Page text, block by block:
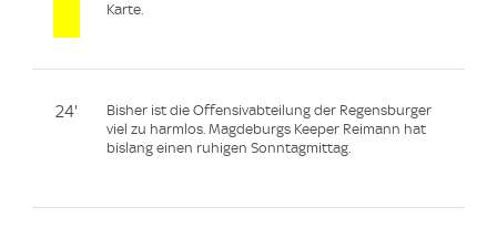
Karte.
24'
Bisher ist die Offensivabteilung der Regensburger
viel zu harmlos. Magdeburgs Keeper Reimann hat
bislang einen ruhigen Sonntagmittag.